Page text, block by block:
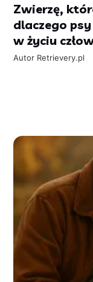
Zwierzę,
dlaczego
w życiu
Autor Retrievery.pl